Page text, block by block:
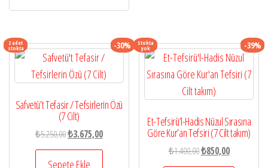
2 adet
stokta -30%
Safvetü’t Tefasir / Tefsirlerin Özü
(7 Cilt)
₺5.250,00Orijinal
fiyat:
₺5.250,00.
₺3.675,00Şu
andaki
Sepete Ekle
Stokta
yok -39%
Et-Tefsirü’l-Hadis Nüzul Sırasına
Göre Kur’an Tefsiri (7 Cilt takım)
₺1.400,00Orijinal
fiyat:
₺850,00Şu
andaki